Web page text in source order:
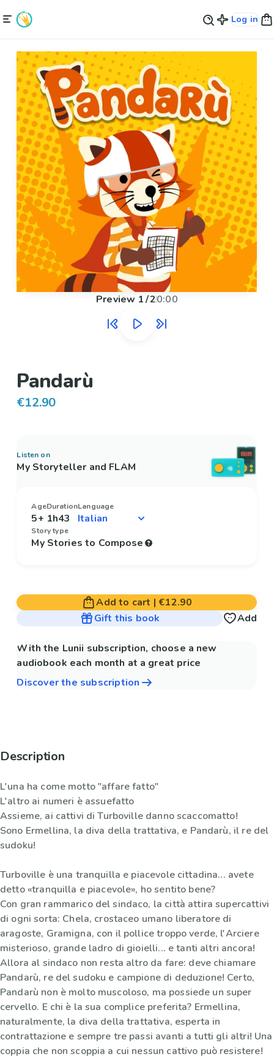
Log in
Preview 1/20:00
Pandarù
€12.90
Listen on
My Storyteller and FLAM
Age
5+
Duration
1h43
Language
Story type
My Stories to Compose
Add to cart | €12.90
Gift this book
Add
With the Lunii subscription, choose a new
audiobook each month at a great price
Discover the subscription
Description
L'una ha come motto "affare fatto"
L'altro ai numeri è assuefatto
Assieme, ai cattivi di Turboville danno scaccomatto!
Sono Ermellina, la diva della trattativa, e Pandarù, il re del
sudoku!
Turboville è una tranquilla e piacevole cittadina... avete
detto «tranquilla e piacevole», ho sentito bene?
Con gran rammarico del sindaco, la città attira supercattivi
di ogni sorta: Chela, crostaceo umano liberatore di
aragoste, Gramigna, con il pollice troppo verde, l'Arciere
misterioso, grande ladro di gioielli... e tanti altri ancora!
Allora al sindaco non resta altro da fare: deve chiamare
Pandarù, re del sudoku e campione di deduzione! Certo,
Pandarù non è molto muscoloso, ma possiede un super
cervello. E chi è la sua complice preferita? Ermellina,
naturalmente, la diva della trattativa, esperta in
contrattazione e sempre tre passi avanti a tutti gli altri! Una
coppia che non scoppia a cui nessun cattivo può resistere!